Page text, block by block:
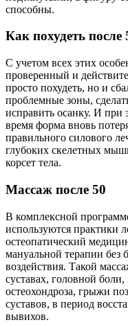
способны.
Как похудеть после
С учетом всех этих
проверенный и
просто похудеть, но и
проблемные зоны,
исправить осанку. И при
время форма вновь
правильного силового
глубоких скелетных
корсет тела.
Массаж после 50
В комплексной
используются практики
остеопатический
мануальной терапии без
воздействия. Такой
суставах, головной
остеохондроза, грыжи
суставов, в период
вывихов.